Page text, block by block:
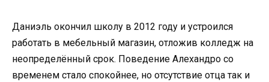
Даниэль окончил школу в 2012 году и устроился
работать в мебельный магазин, отложив колледж на
неопределённый срок. Поведение Алехандро со
временем стало спокойнее, но отсутствие отца так и